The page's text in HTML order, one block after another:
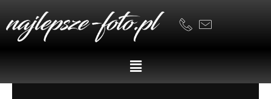
content
Menu